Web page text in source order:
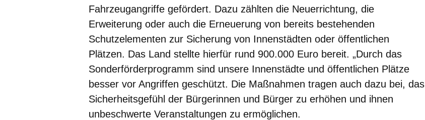
Fahrzeugangriffe gefördert. Dazu zählten die Neuerrichtung, die
Erweiterung oder auch die Erneuerung von bereits bestehenden
Schutzelementen zur Sicherung von Innenstädten oder öffentlichen
Plätzen. Das Land stellte hierfür rund 900.000 Euro bereit. „Durch das
Sonderförderprogramm sind unsere Innenstädte und öffentlichen Plätze
besser vor Angriffen geschützt. Die Maßnahmen tragen auch dazu bei, das
Sicherheitsgefühl der Bürgerinnen und Bürger zu erhöhen und ihnen
unbeschwerte Veranstaltungen zu ermöglichen.